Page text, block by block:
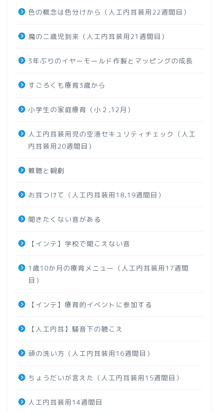
色の概念は色分けから（人工内耳装用22週間目）
魔の二歳児到来（人工内耳装用21週間目）
3年ぶりのイヤーモールド作製とマッピングの成長
すごろくも療育3歳から
小学生の家庭療育（小２,12月）
人工内耳装用児の空港セキュリティチェック（人工
内耳装用20週間目）
難聴と観劇
お耳つけて（人工内耳装用18,19週間目）
聞きたくない音がある
【インテ】学校で聞こえない音
1歳10か月の療育メニュー（人工内耳装用17週間
目）
【インテ】療育的イベントに参加する
【人工内耳】騒音下の聴こえ
頭の洗い方（人工内耳装用16週間目）
ちょうだいが言えた（人工内耳装用15週間目）
人工内耳装用14週間目